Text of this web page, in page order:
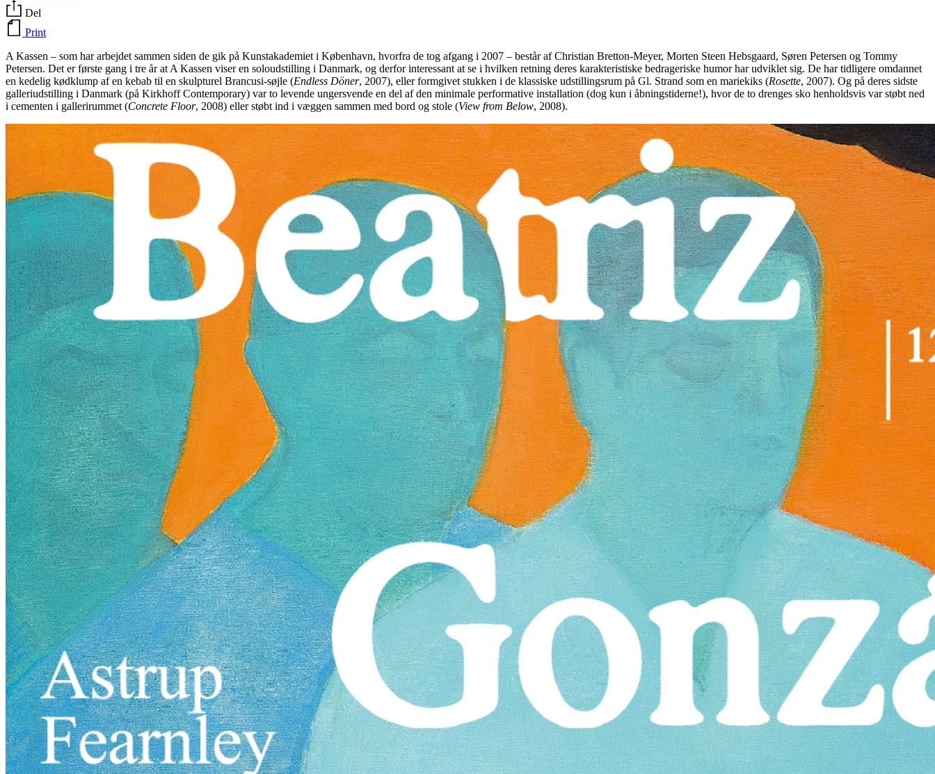
Del
Print
A Kassen – som har arbejdet sammen siden de gik på Kunstakademiet i København, hvorfra de tog afgang i 2007 – består af Christian Bretton-Meyer, Morten Steen Hebsgaard, Søren Petersen og Tommy
Petersen. Det er første gang i tre år at A Kassen viser en soloudstilling i Danmark, og derfor interessant at se i hvilken retning deres karakteristiske bedrageriske humor har udviklet sig. De har tidligere omdannet
en kedelig kødklump af en kebab til en skulpturel Brancusi-søjle (Endless Döner, 2007), eller formgivet stukken i de klassiske udstillingsrum på Gl. Strand som en mariekiks (Rosette, 2007). Og på deres sidste
galleriudstilling i Danmark (på Kirkhoff Contemporary) var to levende ungersvende en del af den minimale performative installation (dog kun i åbningstiderne!), hvor de to drenges sko henholdsvis var støbt ned
i cementen i gallerirummet (Concrete Floor, 2008) eller støbt ind i væggen sammen med bord og stole (View from Below, 2008).